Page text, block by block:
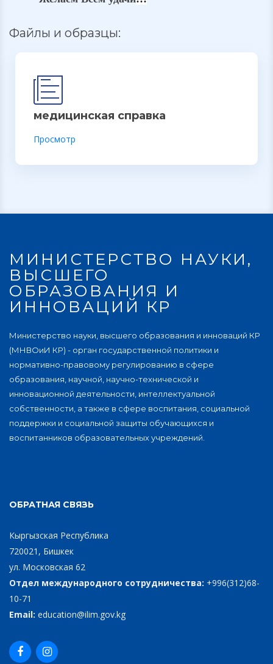
Файлы и образцы:
медицинская справка
Просмотр
МИНИСТЕРСТВО НАУКИ,
ВЫСШЕГО
ОБРАЗОВАНИЯ И
ИННОВАЦИЙ КР
Министерство науки, высшего образования и инноваций КР
(МНВОиИ КР) - орган государственной политики и
нормативно-правовому регулированию в сфере
образования, научной, научно-технической и
инновационной деятельности, интеллектуальной
собственности, а также в сфере воспитания, социальной
поддержки и социальной защиты обучающихся и
воспитанников образовательных учреждений.
ОБРАТНАЯ СВЯЗЬ
Кыргызская Республика
720021, Бишкек
ул. Московская 62
Отдел международного сотрудничества: +996(312)68-
10-71
Email: education@ilim.gov.kg